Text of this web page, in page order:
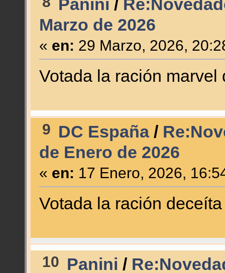
Panini /
Marzo de 2026
« en: 29 Marzo, 2026,
Votada la ración marvel
9 DC España/
de Enero de 2026
« en: 17 Enero, 2026,
Votada la ración
10 Panini /